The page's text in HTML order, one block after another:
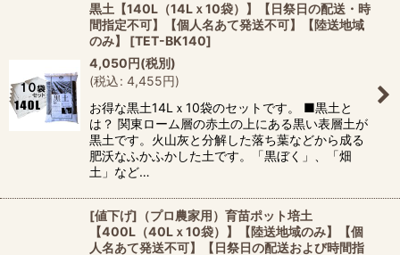
黒土【140L（14Lｘ10袋）】【日祭日の配送・時
間指定不可】【個人名あて発送不可】【陸送地域
のみ】
[TET-BK140]
4,050円(税別)
(税込: 4,455円)
お得な黒土14Lｘ10袋のセットです。 ■黒土と
は？ 関東ローム層の赤土の上にある黒い表層土が
黒土です。火山灰と分解した落ち葉などから成る
肥沃なふかふかした土です。「黒ぼく」、「畑
土」など…
[値下げ]（プロ農家用）育苗ポット培土
【400L（40Lｘ10袋）】【陸送地域のみ】【個
人名あて発送不可】【日祭日の配送および時間指